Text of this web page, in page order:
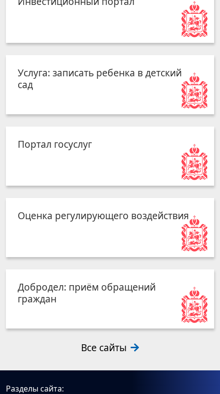
Услуга: записать ребенка в детский
сад
Портал госуслуг
Оценка регулирующего воздействия
Добродел: приём обращений
граждан
Все сайты
Разделы сайта: